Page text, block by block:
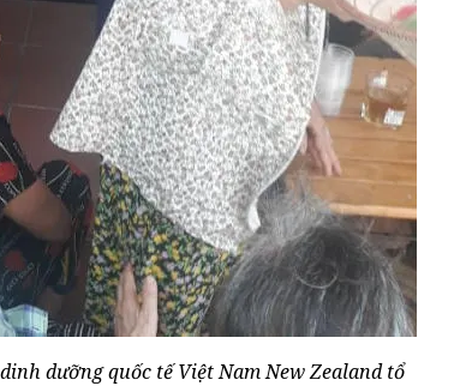
dưỡng quốc tế Việt Nam New Zealand tổ